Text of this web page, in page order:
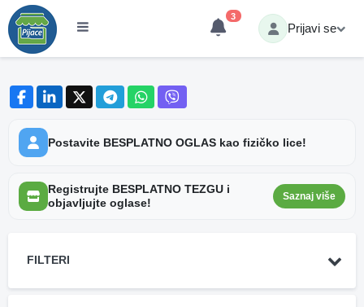
3
Prijavi se
Postavite BESPLATNO OGLAS kao fizičko lice!
Registrujte BESPLATNO TEZGU i
objavljujte oglase!
Saznaj više
FILTERI